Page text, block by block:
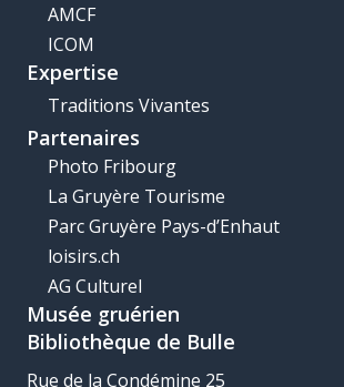
AMCF
ICOM
Expertise
Traditions Vivantes
Partenaires
Photo Fribourg
La Gruyère Tourisme
Parc Gruyère Pays-d’Enhaut
loisirs.ch
AG Culturel
Musée gruérien
Bibliothèque de Bulle
Rue de la Condémine 25